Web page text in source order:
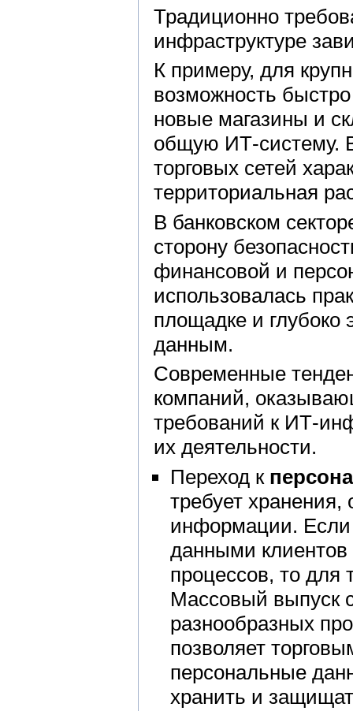
Традиционно
инфраструктуре
К примеру, для
возможность
новые магазины и
общую ИТ-систему.
торговых сетей
территориальная
В банковском
сторону
финансовой и
использовалась
площадке и глубоко
данным.
Современные
компаний,
требований к ИТ-
их деятельности.
Переход к
требует
информации. Если
данными
процессов, то для
Массовый выпуск
разнообразных
позволяет
персональные
хранить и